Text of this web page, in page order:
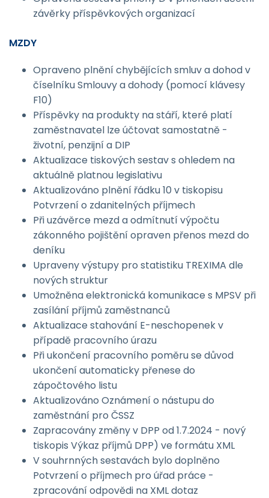
závěrky příspěvkových organizací
MZDY
Opraveno plnění chybějících smluv a dohod v
číselníku Smlouvy a dohody (pomocí klávesy
F10)
Příspěvky na produkty na stáří, které platí
zaměstnavatel lze účtovat samostatně -
životní, penzijní a DIP
Aktualizace tiskových sestav s ohledem na
aktuálně platnou legislativu
Aktualizováno plnění řádku 10 v tiskopisu
Potvrzení o zdanitelných příjmech
Při uzávěrce mezd a odmítnutí výpočtu
zákonného pojištění opraven přenos mezd do
deníku
Upraveny výstupy pro statistiku TREXIMA dle
nových struktur
Umožněna elektronická komunikace s MPSV při
zasílání příjmů zaměstnanců
Aktualizace stahování E-neschopenek v
případě pracovního úrazu
Při ukončení pracovního poměru se důvod
ukončení automaticky přenese do
zápočtového listu
Aktualizováno Oznámení o nástupu do
zaměstnání pro ČSSZ
Zapracovány změny v DPP od 1.7.2024 - nový
tiskopis Výkaz příjmů DPP) ve formátu XML
V souhrnných sestavách bylo doplněno
Potvrzení o příjmech pro úřad práce -
zpracování odpovědi na XML dotaz